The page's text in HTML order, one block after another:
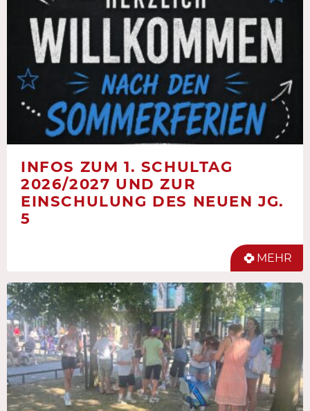
INFOS ZUM 1. SCHULTAG
2026/2027 UND ZUR
EINSCHULUNG DES NEUEN JG.
5
MEHR